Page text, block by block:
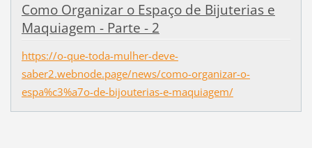
Como Organizar o Espaço de Bijuterias e
Maquiagem - Parte - 2
https://o-que-toda-mulher-deve-
saber2.webnode.page/news/como-organizar-o-
espa%c3%a7o-de-bijouterias-e-maquiagem/